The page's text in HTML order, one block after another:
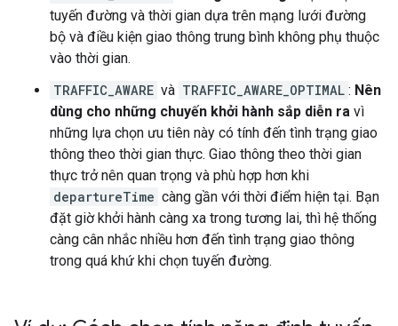
tuyến đường và thời gian dựa trên mạng lưới đường
bộ và điều kiện giao thông trung bình không phụ thuộc
vào thời gian.
TRAFFIC_AWARE và TRAFFIC_AWARE_OPTIMAL : Nên
dùng cho những chuyến khởi hành sắp diễn ra vì
những lựa chọn ưu tiên này có tính đến tình trạng giao
thông theo thời gian thực. Giao thông theo thời gian
thực trở nên quan trọng và phù hợp hơn khi
departureTime càng gần với thời điểm hiện tại. Bạn
đặt giờ khởi hành càng xa trong tương lai, thì hệ thống
càng cân nhắc nhiều hơn đến tình trạng giao thông
trong quá khứ khi chọn tuyến đường.